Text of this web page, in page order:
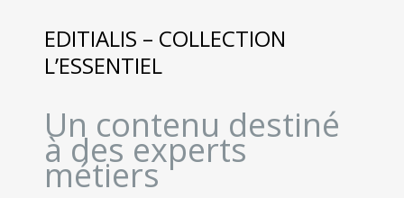
EDITIALIS – COLLECTION
L’ESSENTIEL
Un contenu destiné
à des experts
métiers